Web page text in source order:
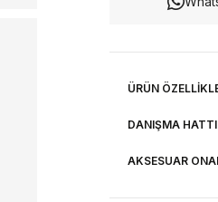
ÜRÜN
DANIŞMA HATTI
AKSESUAR